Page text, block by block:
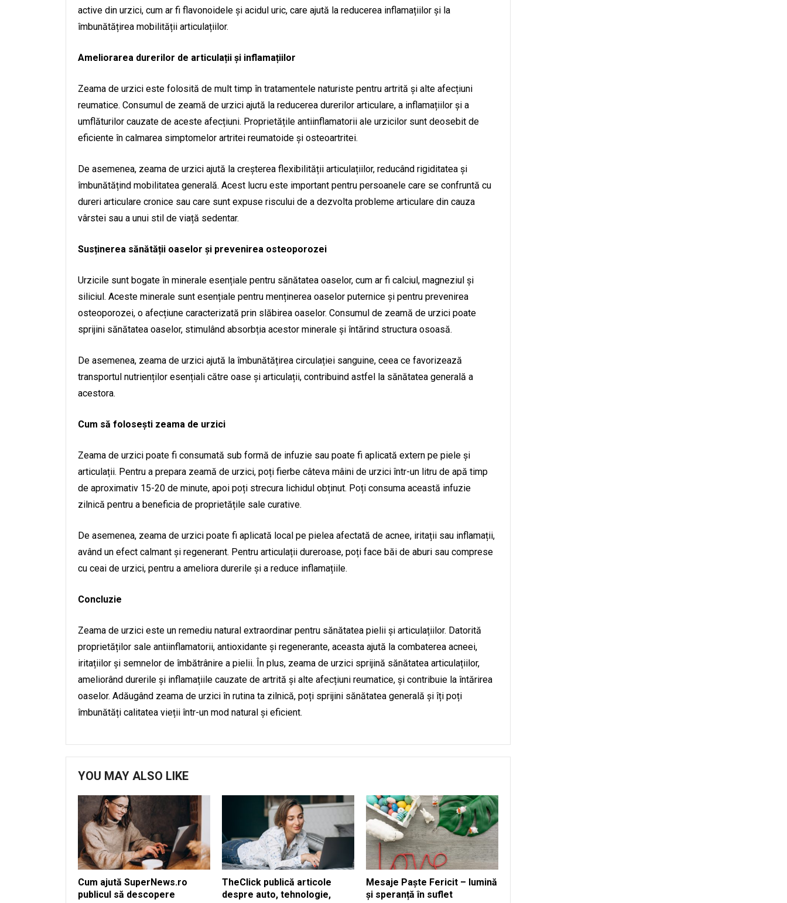
active din urzici, cum ar fi flavonoidele și acidul uric, care ajută la reducerea inflamațiilor și la
îmbunătățirea mobilității articulațiilor.
Ameliorarea durerilor de articulații și inflamațiilor
Zeama de urzici este folosită de mult timp în tratamentele naturiste pentru artrită și alte afecțiuni
reumatice. Consumul de zeamă de urzici ajută la reducerea durerilor articulare, a inflamațiilor și a
umflăturilor cauzate de aceste afecțiuni. Proprietățile antiinflamatorii ale urzicilor sunt deosebit de
eficiente în calmarea simptomelor artritei reumatoide și osteoartritei.
De asemenea, zeama de urzici ajută la creșterea flexibilității articulațiilor, reducând rigiditatea și
îmbunătățind mobilitatea generală. Acest lucru este important pentru persoanele care se confruntă cu
dureri articulare cronice sau care sunt expuse riscului de a dezvolta probleme articulare din cauza
vârstei sau a unui stil de viață sedentar.
Susținerea sănătății oaselor și prevenirea osteoporozei
Urzicile sunt bogate în minerale esențiale pentru sănătatea oaselor, cum ar fi calciul, magneziul și
siliciul. Aceste minerale sunt esențiale pentru menținerea oaselor puternice și pentru prevenirea
osteoporozei, o afecțiune caracterizată prin slăbirea oaselor. Consumul de zeamă de urzici poate
sprijini sănătatea oaselor, stimulând absorbția acestor minerale și întărind structura osoasă.
De asemenea, zeama de urzici ajută la îmbunătățirea circulației sanguine, ceea ce favorizează
transportul nutrienților esențiali către oase și articulații, contribuind astfel la sănătatea generală a
acestora.
Cum să folosești zeama de urzici
Zeama de urzici poate fi consumată sub formă de infuzie sau poate fi aplicată extern pe piele și
articulații. Pentru a prepara zeamă de urzici, poți fierbe câteva mâini de urzici într-un litru de apă timp
de aproximativ 15-20 de minute, apoi poți strecura lichidul obținut. Poți consuma această infuzie
zilnică pentru a beneficia de proprietățile sale curative.
De asemenea, zeama de urzici poate fi aplicată local pe pielea afectată de acnee, iritații sau inflamații,
având un efect calmant și regenerant. Pentru articulații dureroase, poți face băi de aburi sau comprese
cu ceai de urzici, pentru a ameliora durerile și a reduce inflamațiile.
Concluzie
Zeama de urzici este un remediu natural extraordinar pentru sănătatea pielii și articulațiilor. Datorită
proprietăților sale antiinflamatorii, antioxidante și regenerante, aceasta ajută la combaterea acneei,
iritațiilor și semnelor de îmbătrânire a pielii. În plus, zeama de urzici sprijină sănătatea articulațiilor,
ameliorând durerile și inflamațiile cauzate de artrită și alte afecțiuni reumatice, și contribuie la întărirea
oaselor. Adăugând zeama de urzici în rutina ta zilnică, poți sprijini sănătatea generală și îți poți
îmbunătăți calitatea vieții într-un mod natural și eficient.
YOU MAY ALSO LIKE
Cum ajută SuperNews.ro
publicul să descopere
TheClick publică articole
despre auto, tehnologie,
Mesaje Paște Fericit – lumină
și speranță în suflet